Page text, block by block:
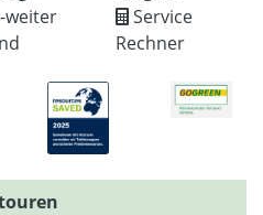
weiter
Service
Rechner